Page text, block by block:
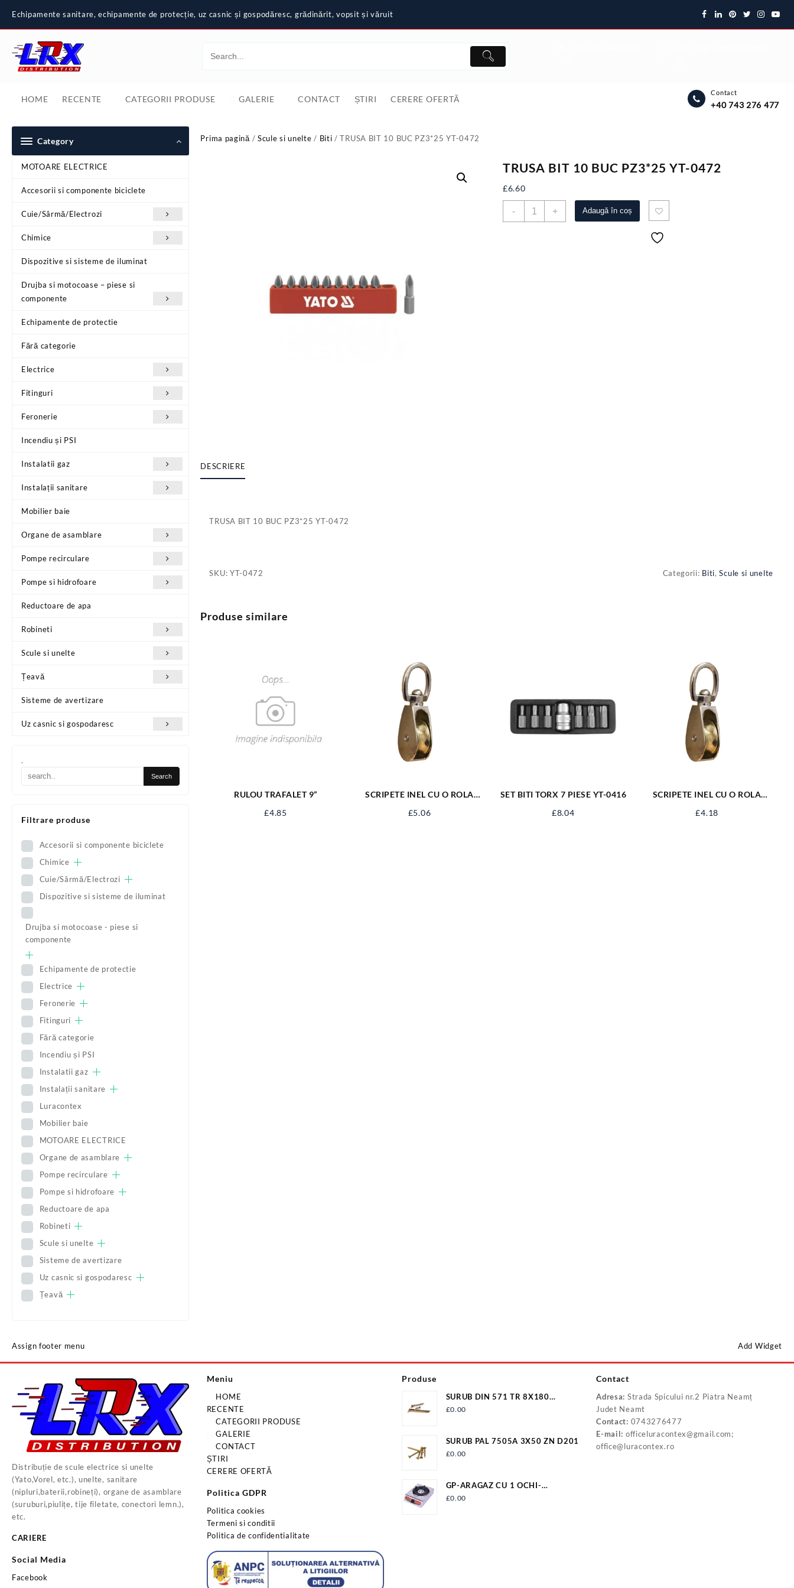
content
Echipamente sanitare, echipamente de protecție, uz casnic și gospodăresc, grădinărit, vopsit și văruit
HOME RECENTE CATEGORII PRODUSE GALERIE CONTACT ȘTIRI CERERE OFERTĂ
Contact
+40 743 276 477
Category
MOTOARE ELECTRICE
Accesorii si componente biciclete
Cuie/Sârmă/Electrozi
Chimice
Dispozitive si sisteme de iluminat
Drujba si motocoase – piese si
componente
Echipamente de protectie
Fără categorie
Electrice
Fitinguri
Feronerie
Incendiu și PSI
Instalatii gaz
Instalații sanitare
Mobilier baie
Organe de asamblare
Pompe recirculare
Pompe si hidrofoare
Reductoare de apa
Robineti
Scule si unelte
Țeavă
Sisteme de avertizare
Uz casnic si gospodaresc
.
Filtrare produse
Accesorii si componente biciclete
Chimice
Cuie/Sârmă/Electrozi
Dispozitive si sisteme de iluminat
Drujba si motocoase - piese si
componente
Echipamente de protectie
Electrice
Feronerie
Fitinguri
Fără categorie
Incendiu și PSI
Instalatii gaz
Instalații sanitare
Luracontex
Mobilier baie
MOTOARE ELECTRICE
Organe de asamblare
Pompe recirculare
Pompe si hidrofoare
Reductoare de apa
Robineti
Scule si unelte
Sisteme de avertizare
Uz casnic si gospodaresc
Țeavă
Prima pagină / Scule si unelte / Biti / TRUSA BIT 10 BUC PZ3*25 YT-0472
TRUSA BIT 10 BUC PZ3*25 YT-0472
£6.60
-
Cantitate+ Adaugă în coș
DESCRIERE
TRUSA BIT 10 BUC PZ3*25 YT-0472
SKU: YT-0472 Categorii: Biti,Scule si unelte
Produse similare
RULOU TRAFALET 9”
£4.85
SCRIPETE INEL CU O ROLA
£5.06
SET BITI TORX 7 PIESE YT-0416
£8.04
SCRIPETE INEL CU O ROLA
£4.18
Assign footer menu Add Widget
Distribuție de scule electrice si unelte
(Yato,Vorel, etc.), unelte, sanitare
(nipluri,baterii,robineți), organe de asamblare
(suruburi,piulițe, tije filetate, conectori lemn.),
etc.
CARIERE
Social Media
Facebook
Meniu
HOME
RECENTE
CATEGORII PRODUSE
GALERIE
CONTACT
ȘTIRI
CERERE OFERTĂ
Politica GDPR
Politica cookies
Termeni si conditii
Politica de confidentialitate
Produse
SURUB DIN 571 TR 8X180
ZN/100 S571M8X180
£0.00
SURUB PAL 7505A 3X50 ZN D201
£0.00
GP-ARAGAZ CU 1 OCHI-
APRINDERE QUARTZ
£0.00
Contact
Adresa: Strada Spicului nr.2 Piatra Neamț
Judet Neamt
Contact: 0743276477
E-mail: officeluracontex@gmail.com;
office@luracontex.ro